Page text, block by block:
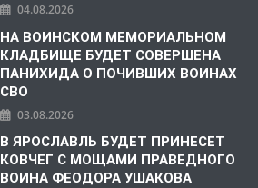
04.08.2026
НА ВОИНСКОМ МЕМОРИАЛЬНОМ
КЛАДБИЩЕ БУДЕТ СОВЕРШЕНА
ПАНИХИДА О ПОЧИВШИХ ВОИНАХ
СВО
03.08.2026
В ЯРОСЛАВЛЬ БУДЕТ ПРИНЕСЕТ
КОВЧЕГ С МОЩАМИ ПРАВЕДНОГО
ВОИНА ФЕОДОРА УШАКОВА